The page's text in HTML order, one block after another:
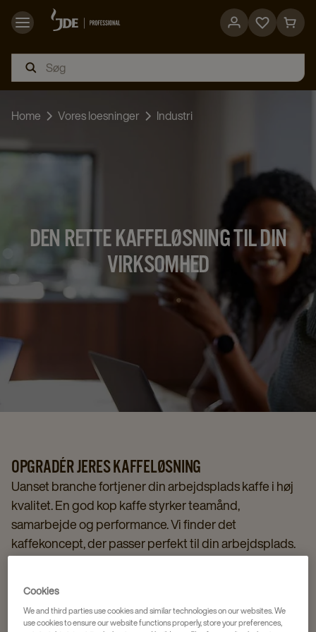
Go
page
Go
page
Home Vores loesninger Industri
DEN RETTE KAFFELØSNING TIL DIN
VIRKSOMHED
OPGRADÉR JERES KAFFELØSNING
Uanset branche fortjener din arbejdsplads kaffe i høj
kvalitet. En god kop kaffe styrker teamånd,
samarbejde og performance. Vi finder det
kaffekoncept, der passer perfekt til din arbejdsplads.
Få rådgivning
Cookies
We and third parties use cookies and similar technologies on our websites. We
use cookies to ensure our website functions properly, store your preferences,